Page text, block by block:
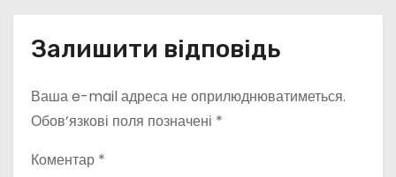
Залишити відповідь
Ваша e-mail адреса не оприлюднюватиметься.
Обов’язкові поля позначені *
Коментар *